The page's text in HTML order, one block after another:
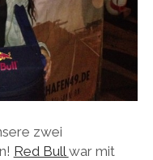
zwei
Red Bull war mit